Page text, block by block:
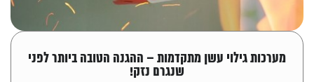
מערכות גילוי עשן מתקדמות – ההגנה הטובה ביותר לפני
שנגרם נזק!